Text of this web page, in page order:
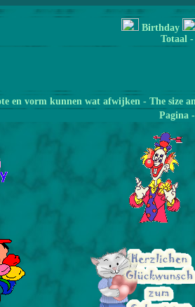
Birthday
Totaal -
en vorm kunnen wat afwijken - The size
Pagina